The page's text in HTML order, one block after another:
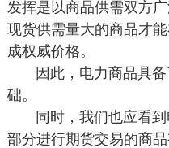
发挥是以商品供需双方
现货供需量大的商品才
成权威价格。
因此，电力商品具
础。
同时，我们也应看
部分进行期货交易的商